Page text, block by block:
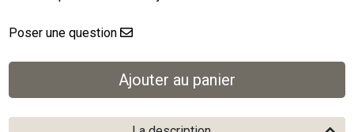
Poser une question